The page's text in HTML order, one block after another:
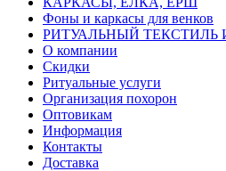
Фоны и каркасы для венков
РИТУАЛЬНЫЙ
О компании
Скидки
Ритуальные услуги
Организация похорон
Оптовикам
Информация
Контакты
Доставка